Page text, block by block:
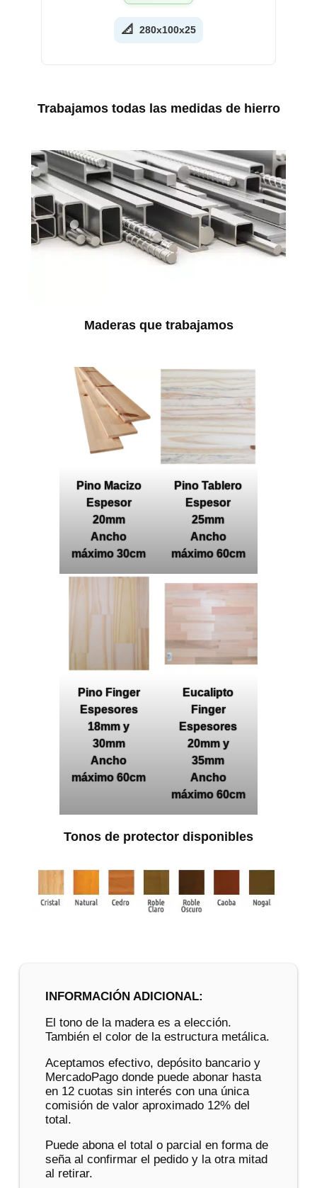
📐 280x100x25
Trabajamos todas las medidas de hierro
Maderas que trabajamos
Pino Macizo
Espesor
20mm
Ancho
máximo 30cm
Pino Tablero
Espesor
25mm
Ancho
máximo 60cm
Pino Finger
Espesores
18mm y
30mm
Ancho
máximo 60cm
Eucalipto
Finger
Espesores
20mm y
35mm
Ancho
máximo 60cm
Tonos de protector disponibles
INFORMACIÓN ADICIONAL:
El tono de la madera es a elección.
También el color de la estructura metálica.
Aceptamos efectivo, depósito bancario y
MercadoPago donde puede abonar hasta
en 12 cuotas sin interés con una única
comisión de valor aproximado 12% del
total.
Puede abona el total o parcial en forma de
seña al confirmar el pedido y la otra mitad
al retirar.